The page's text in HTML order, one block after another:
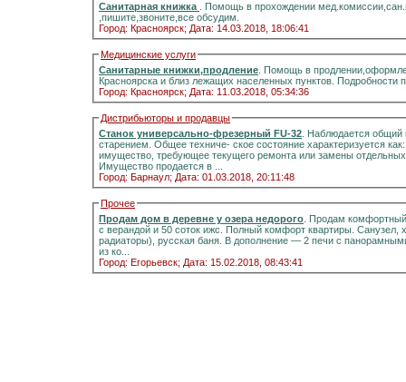
Санитарная книжка
. Помощь в прохождении
,пишите,звоните,все обсудим.
Город: Красноярск; Дата: 14.03.2018, 18:06:41
Медицинские услуги
Санитарные книжки,продление . Помощь в
Красноярска и близ лежащих населенных пунктов.
Город: Красноярск; Дата: 11.03.2018, 05:34:36
Дистрибьюторы и продавцы
Станок универсально-фрезерный FU-32 . Наблюдается
старением. Общее техниче- ское состояние характеризуется
имущество, требующее текущего ремонта или замены
Имущество продается в ...
Город: Барнаул; Дата: 01.03.2018, 20:11:48
Прочее
Продам дом в деревне у озера недорого . Продам комфортный
с верандой и 50 соток ижс. Полный комфорт квартиры. Санузел, холодная и горячая вода,
радиаторы), русская баня. В дополнение — 2 печи с панорамными стёклами.Информация на портале домиклайт.Вода
из ко...
Город: Егорьевск; Дата: 15.02.2018, 08:43:41